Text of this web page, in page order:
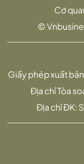
Giấy phép xuất
Địa chỉ Tòa
Địa chỉ ĐK:
Cơ
©